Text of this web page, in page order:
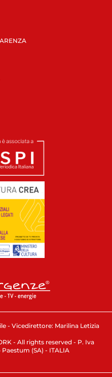
- Vicedirettore: Marilina Letizia
- All rights reserved - P. Iva
Paestum (SA) - ITALIA